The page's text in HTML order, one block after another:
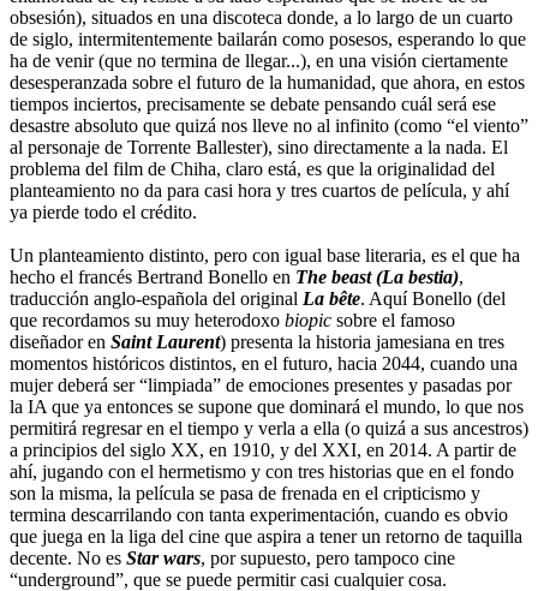
obsesión), situados en una discoteca donde, a lo largo de un cuarto
de siglo, intermitentemente bailarán como posesos, esperando lo que
ha de venir (que no termina de llegar...), en una visión ciertamente
desesperanzada sobre el futuro de la humanidad, que ahora, en estos
tiempos inciertos, precisamente se debate pensando cuál será ese
desastre absoluto que quizá nos lleve no al infinito (como “el viento”
al personaje de Torrente Ballester), sino directamente a la nada. El
problema del film de Chiha, claro está, es que la originalidad del
planteamiento no da para casi hora y tres cuartos de película, y ahí
ya pierde todo el crédito.
Un planteamiento distinto, pero con igual base literaria, es el que ha
hecho el francés Bertrand Bonello en The beast (La bestia),
traducción anglo-española del original La bête. Aquí Bonello (del
que recordamos su muy heterodoxo biopic sobre el famoso
diseñador en Saint Laurent) presenta la historia jamesiana en tres
momentos históricos distintos, en el futuro, hacia 2044, cuando una
mujer deberá ser “limpiada” de emociones presentes y pasadas por
la IA que ya entonces se supone que dominará el mundo, lo que nos
permitirá regresar en el tiempo y verla a ella (o quizá a sus ancestros)
a principios del siglo XX, en 1910, y del XXI, en 2014. A partir de
ahí, jugando con el hermetismo y con tres historias que en el fondo
son la misma, la película se pasa de frenada en el cripticismo y
termina descarrilando con tanta experimentación, cuando es obvio
que juega en la liga del cine que aspira a tener un retorno de taquilla
decente. No es Star wars, por supuesto, pero tampoco cine
“underground”, que se puede permitir casi cualquier cosa.